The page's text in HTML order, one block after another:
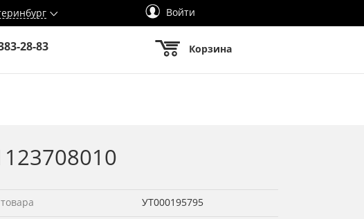
Войти
28-83 Корзина
УТ000195795